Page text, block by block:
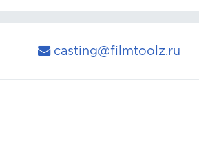
casting@filmtoolz.ru